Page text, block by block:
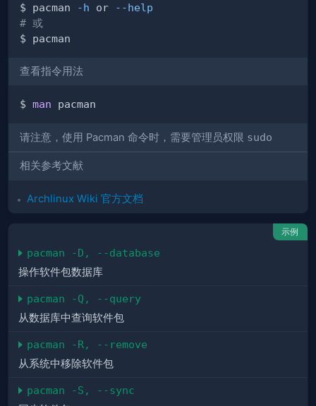
$ pacman -h or
--help
# 或
查看指令用法
$ man
请注意，使用 Pacman 命令时，需要管理员权限 sudo
相关参考文献
Archlinux Wiki 官方文档
示例
pacman -D, --database
操作软件包数据库
pacman -Q, --query
从数据库中查询软件包
pacman -R, --remove
从系统中移除软件包
pacman -S, --sync